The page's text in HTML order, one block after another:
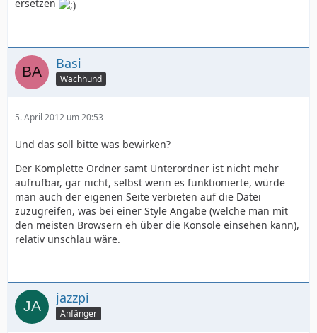
ersetzen
Basi
Wachhund
5. April 2012 um 20:53
Und das soll bitte was bewirken?
Der Komplette Ordner samt Unterordner ist nicht mehr
aufrufbar, gar nicht, selbst wenn es funktionierte, würde
man auch der eigenen Seite verbieten auf die Datei
zuzugreifen, was bei einer Style Angabe (welche man mit
den meisten Browsern eh über die Konsole einsehen kann),
relativ unschlau wäre.
jazzpi
Anfänger